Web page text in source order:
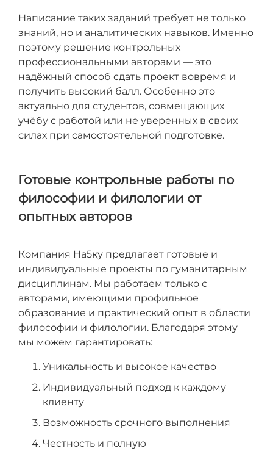
Написание таких заданий требует не только
знаний, но и аналитических навыков. Именно
поэтому решение контрольных
профессиональными авторами — это
надёжный способ сдать проект вовремя и
получить высокий балл. Особенно это
актуально для студентов, совмещающих
учёбу с работой или не уверенных в своих
силах при самостоятельной подготовке.
Готовые контрольные работы по
философии и филологии от
опытных авторов
Компания На5ку предлагает готовые и
индивидуальные проекты по гуманитарным
дисциплинам. Мы работаем только с
авторами, имеющими профильное
образование и практический опыт в области
философии и филологии. Благодаря этому
мы можем гарантировать:
Уникальность и высокое качество
Индивидуальный подход к каждому
клиенту
Возможность срочного выполнения
Честность и полную